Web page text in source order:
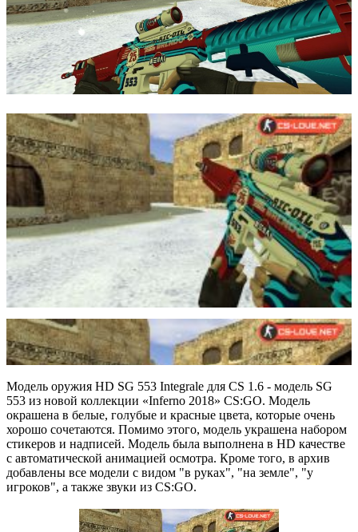
Модель оружия HD SG 553 Integrale для CS 1.6 - модель SG
553 из новой коллекции «Inferno 2018» CS:GO. Модель
окрашена в белые, голубые и красные цвета, которые очень
хорошо сочетаются. Помимо этого, модель украшена набором
стикеров и надписей. Модель была выполнена в HD качестве
с автоматической анимацией осмотра. Кроме того, в архив
добавлены все модели с видом "в руках", "на земле", "у
игроков", а также звуки из CS:GO.